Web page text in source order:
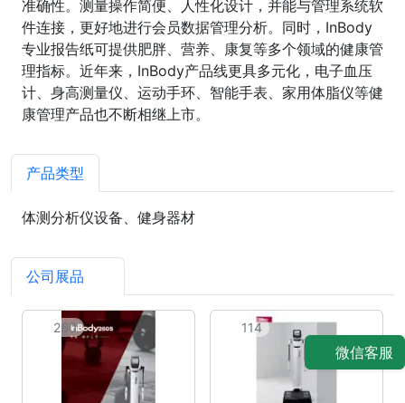
准确性。测量操作简便、人性化设计，并能与管理系统软
件连接，更好地进行会员数据管理分析。同时，InBody
专业报告纸可提供肥胖、营养、康复等多个领域的健康管
理指标。近年来，InBody产品线更具多元化，电子血压
计、身高测量仪、运动手环、智能手表、家用体脂仪等健
康管理产品也不断相继上市。
产品类型
体测分析仪设备、健身器材
公司展品
260 114
微信客服